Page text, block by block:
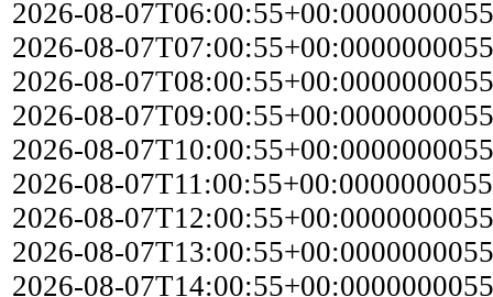
2026-08-
2026-08-
2026-08-
2026-08-
2026-08-
2026-08-
2026-08-
2026-08-
2026-08-